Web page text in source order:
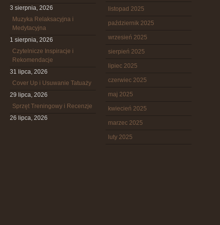
3 sierpnia, 2026
Muzyka Relaksacyjna i
Medytacyjna
1 sierpnia, 2026
Czytelnicze Inspiracje i
Rekomendacje
31 lipca, 2026
Cover Up i Usuwanie Tatuaży
29 lipca, 2026
Sprzęt Treningowy i Recenzje
26 lipca, 2026
listopad 2025
październik 2025
wrzesień 2025
sierpień 2025
lipiec 2025
czerwiec 2025
maj 2025
kwiecień 2025
marzec 2025
luty 2025